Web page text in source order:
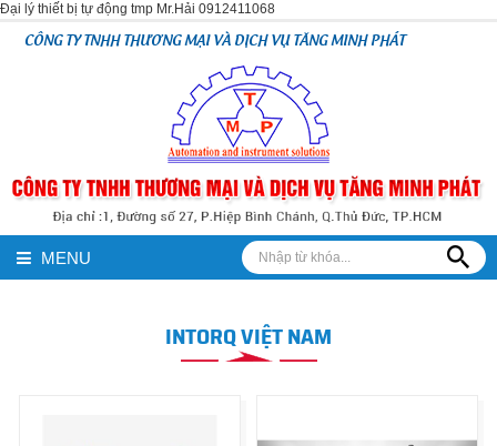
Đại lý thiết bị tự động tmp Mr.Hải 0912411068
CÔNG TY TNHH THƯƠNG MẠI VÀ DỊCH VỤ TĂNG MINH PHÁT
MENU
INTORQ VIỆT NAM